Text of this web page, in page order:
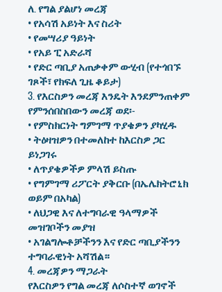
ለ. የግል ያልሆነ መረጃ
• የአሳሽ አይነት እና ስሪት
• የመሣሪያ ዓይነት
• የአይ ፒ አድራሻ
• የድር ጣቢያ አጠቃቀም ውሂብ (የተጎበኙ
ገጾች፣ የክፍለ ጊዜ ቆይታ)
3. የእርስዎን መረጃ እንዴት እንደምንጠቀም
የምንሰበስበውን መረጃ ወደ፡-
• የምስክርነት ግምገማ ጥያቄዎን ያካሂዱ
• ትዕዛዝዎን በተመለከተ ከእርስዎ ጋር
ይነጋገሩ
• ለጥያቄዎችዎ ምላሽ ይስጡ
• የግምገማ ሪፖርት ያቅርቡ (በኤሌክትሮኒክ
ወይም በአካል)
• ለህጋዊ እና ለተግባራዊ ዓላማዎች
መዝገቦችን መያዝ
• አገልግሎቶቻችንን እና የድር ጣቢያችንን
ተግባራዊነት አሻሽል።
4. መረጃዎን ማጋራት
የእርስዎን የግል መረጃ ለሶስተኛ ወገኖች